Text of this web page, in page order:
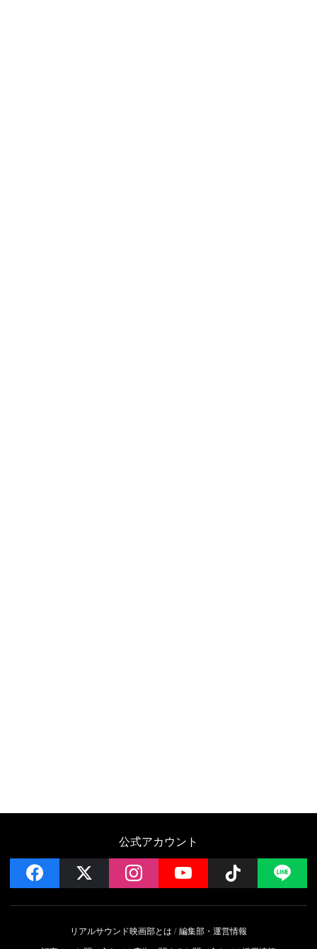
公式アカウント
facebook instagramYouTube Follow
リアルサウンド映画部とは
編集部・運営情報